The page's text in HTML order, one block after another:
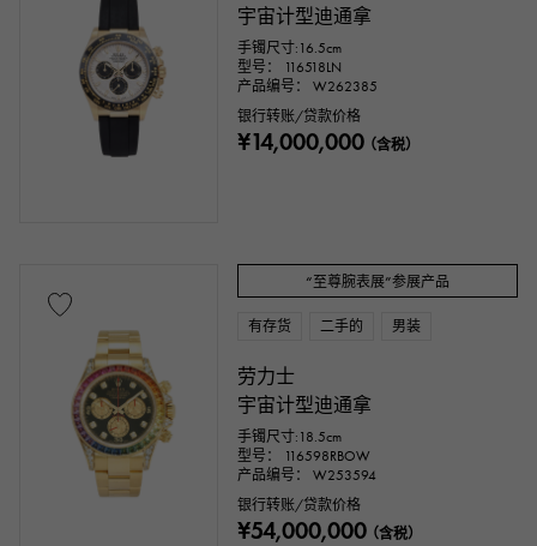
宇宙计型迪通拿
手镯尺寸:16.5cm
型号： 116518LN
产品编号： W262385
银行转账/贷款价格
¥14,000,000（含税）
“至尊腕表展”参展产品
有存货 二手的 男装
劳力士
宇宙计型迪通拿
手镯尺寸:18.5cm
型号： 116598RBOW
产品编号： W253594
银行转账/贷款价格
¥54,000,000（含税）